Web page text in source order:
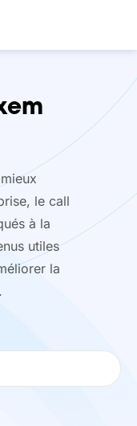
le call
à la
utiles
la